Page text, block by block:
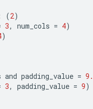
(2)
3, num_cols = 4)
)
and padding_value = 9.
3, padding_value = 9)